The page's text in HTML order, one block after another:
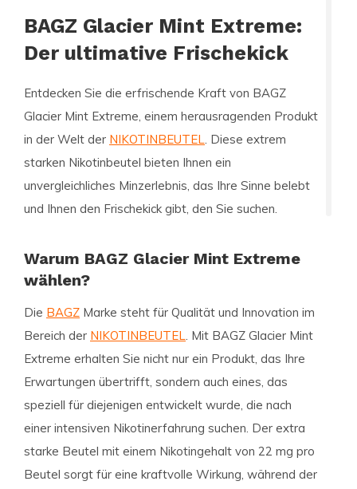
BAGZ Glacier Mint Extreme:
Der ultimative Frischekick
Entdecken Sie die erfrischende Kraft von BAGZ
Glacier Mint Extreme, einem herausragenden Produkt
in der Welt der NIKOTINBEUTEL. Diese extrem
starken Nikotinbeutel bieten Ihnen ein
unvergleichliches Minzerlebnis, das Ihre Sinne belebt
und Ihnen den Frischekick gibt, den Sie suchen.
Warum BAGZ Glacier Mint Extreme
wählen?
Die BAGZ Marke steht für Qualität und Innovation im
Bereich der NIKOTINBEUTEL. Mit BAGZ Glacier Mint
Extreme erhalten Sie nicht nur ein Produkt, das Ihre
Erwartungen übertrifft, sondern auch eines, das
speziell für diejenigen entwickelt wurde, die nach
einer intensiven Nikotinerfahrung suchen. Der extra
starke Beutel mit einem Nikotingehalt von 22 mg pro
Beutel sorgt für eine kraftvolle Wirkung, während der